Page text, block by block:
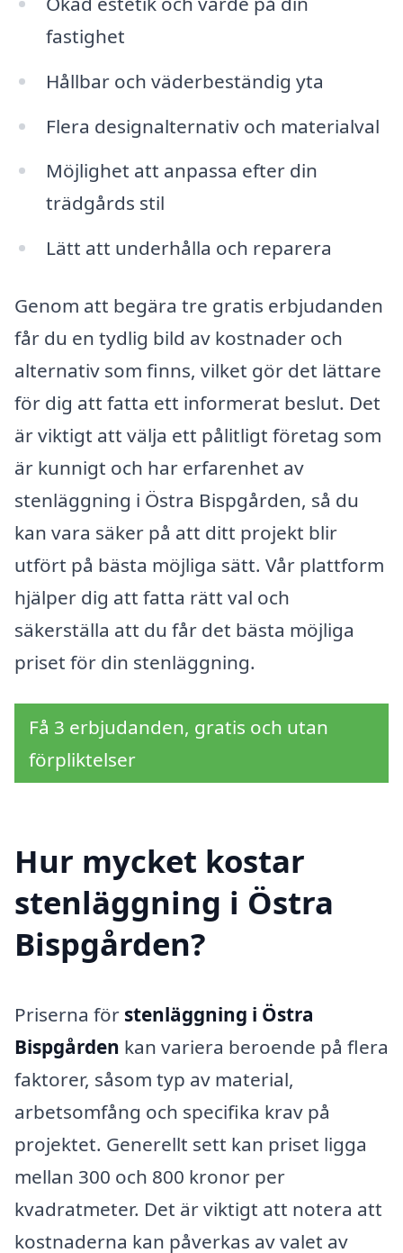
fastighet
Hållbar och väderbeständig yta
Flera designalternativ och materialval
Möjlighet att anpassa efter din
trädgårds stil
Lätt att underhålla och reparera
Genom att begära tre gratis erbjudanden
får du en tydlig bild av kostnader och
alternativ som finns, vilket gör det lättare
för dig att fatta ett informerat beslut. Det
är viktigt att välja ett pålitligt företag som
är kunnigt och har erfarenhet av
stenläggning i Östra Bispgården, så du
kan vara säker på att ditt projekt blir
utfört på bästa möjliga sätt. Vår plattform
hjälper dig att fatta rätt val och
säkerställa att du får det bästa möjliga
priset för din stenläggning.
Få 3 erbjudanden, gratis och utan
förpliktelser
Hur mycket kostar
stenläggning i Östra
Bispgården?
Priserna för stenläggning i Östra
Bispgården kan variera beroende på flera
faktorer, såsom typ av material,
arbetsomfång och specifika krav på
projektet. Generellt sett kan priset ligga
mellan 300 och 800 kronor per
kvadratmeter. Det är viktigt att notera att
kostnaderna kan påverkas av valet av